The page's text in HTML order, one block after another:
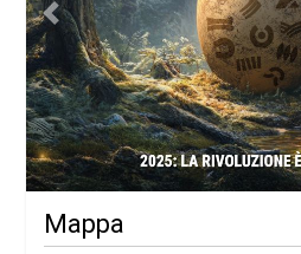
Previous
Mappa